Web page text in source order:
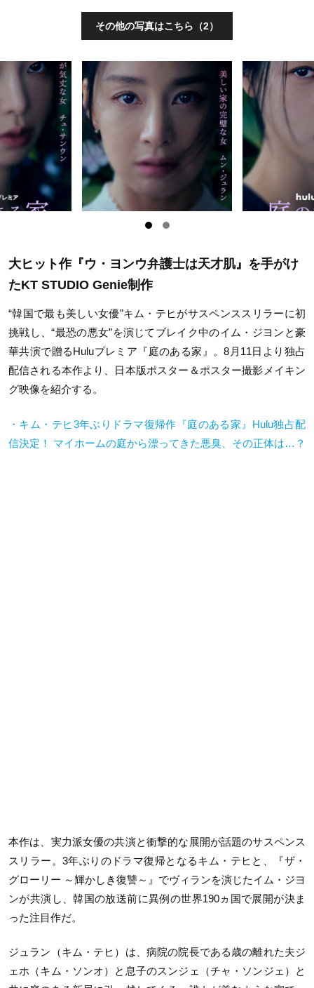
その他の写真はこちら（2）
大ヒット作『ウ・ヨンウ弁護士は天才肌』を手がけ
たKT STUDIO Genie制作
“韓国で最も美しい女優”キム・テヒがサスペンススリラーに初
挑戦し、“最恐の悪女”を演じてブレイク中のイム・ジヨンと豪
華共演で贈るHuluプレミア『庭のある家』。8月11日より独占
配信される本作より、日本版ポスター＆ポスター撮影メイキン
グ映像を紹介する。
・キム・テヒ3年ぶりドラマ復帰作『庭のある家』Hulu独占配
信決定！ マイホームの庭から漂ってきた悪臭、その正体は…？
本作は、実力派女優の共演と衝撃的な展開が話題のサスペンス
スリラー。3年ぶりのドラマ復帰となるキム・テヒと、『ザ・
グローリー ～輝かしき復讐～』でヴィランを演じたイム・ジヨ
ンが共演し、韓国の放送前に異例の世界190ヵ国で展開が決ま
った注目作だ。
ジュラン（キム・テヒ）は、病院の院長である歳の離れた夫ジ
ェホ（キム・ソンオ）と息子のスンジェ（チャ・ソンジェ）と